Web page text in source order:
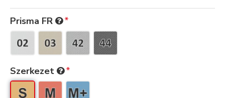
Prisma FR
Szerkezet